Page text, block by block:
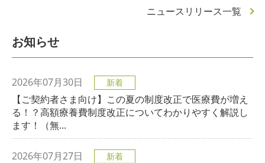
ニュースリリース一覧
お知らせ
2026年07月30日 新着
【ご契約者さま向け】この夏の制度改正で医療費が増え
る！？高額療養費制度改正についてわかりやすく解説し
ます！（無...
2026年07月27日 新着